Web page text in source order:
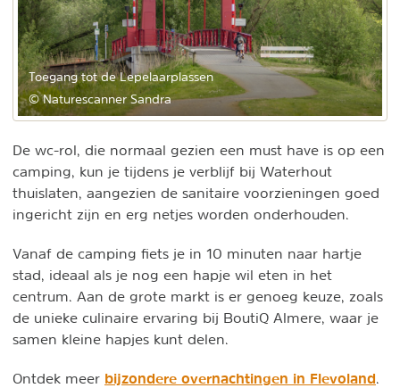
Toegang tot de Lepelaarplassen
© Naturescanner Sandra
De wc-rol, die normaal gezien een must have is op een
camping, kun je tijdens je verblijf bij Waterhout
thuislaten, aangezien de sanitaire voorzieningen goed
ingericht zijn en erg netjes worden onderhouden.
Vanaf de camping fiets je in 10 minuten naar hartje
stad, ideaal als je nog een hapje wil eten in het
centrum. Aan de grote markt is er genoeg keuze, zoals
de unieke culinaire ervaring bij BoutiQ Almere, waar je
samen kleine hapjes kunt delen.
Ontdek meer bijzondere overnachtingen in Flevoland